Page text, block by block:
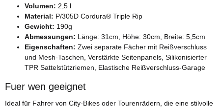
Volumen: 2,5 l
Material: P/305D Cordura® Triple Rip
Gewicht: 190g
Abmessungen: Länge: 31cm, Höhe: 30cm, Breite: 5,5cm
Eigenschaften: Zwei separate Fächer mit Reißverschluss
und Mesh-Taschen, Verstärkte Seitenpanels, Silikonisierter
TPR Sattelstützriemen, Elastische Reißverschluss-Garage
Fuer wen geeignet
Ideal für Fahrer von City-Bikes oder Tourenrädern, die eine stilvolle